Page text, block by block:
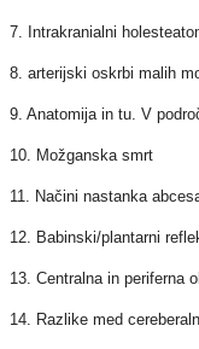
7. Intrakranialni
8. arterijski oskrbi malih
9. Anatomija in tu. V
10. Možganska smrt
11. Načini nastanka
12. Babinski/plantarni
13. Centralna in periferna
14. Razlike med